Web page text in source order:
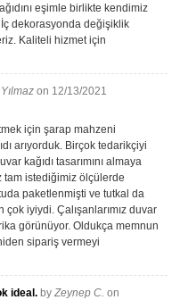
eşimle birlikte kendimiz
dekorasyonda değişiklik
Kaliteli hizmet için
on 12/13/2021
için şarap mahzeni
arıyorduk. Birçok tedarikçiyi
kağıdı tasarımını almaya
tam istediğimiz ölçülerde
paketlenmişti ve tutkal da
iyiydi. Çalışanlarımız duvar
görünüyor. Oldukça memnun
sipariş vermeyi
ideal. byZeynep C. on